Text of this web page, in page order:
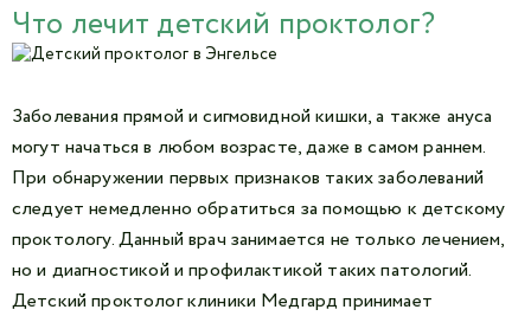
Что лечит детский проктолог?
Заболевания прямой и сигмовидной кишки, а также ануса
могут начаться в любом возрасте, даже в самом раннем.
При обнаружении первых признаков таких заболеваний
следует немедленно обратиться за помощью к детскому
проктологу. Данный врач занимается не только лечением,
но и диагностикой и профилактикой таких патологий.
Детский проктолог клиники Медгард принимает